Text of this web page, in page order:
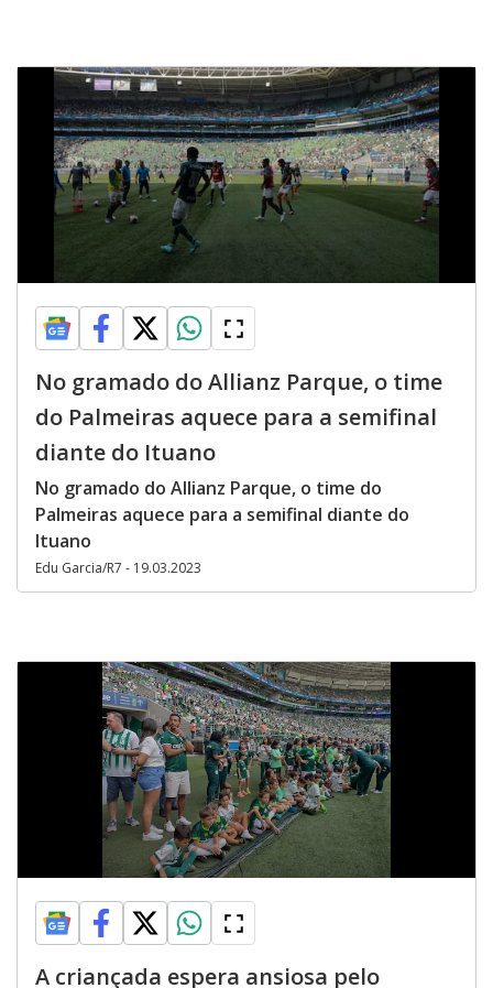
No gramado do Allianz Parque, o time
do Palmeiras aquece para a semifinal
diante do Ituano
No gramado do Allianz Parque, o time do
Palmeiras aquece para a semifinal diante do
Ituano
Edu Garcia/R7 - 19.03.2023
A criançada espera ansiosa pelo